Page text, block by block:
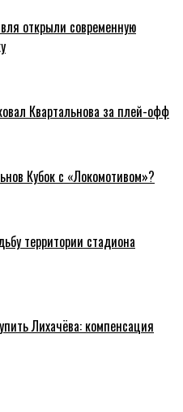
открыли современную
Квартальнова за плей-офф
Кубок с «Локомотивом»?
территории стадиона
Лихачёва: компенсация